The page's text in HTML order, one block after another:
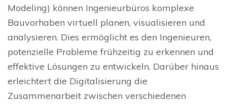
Modeling) können Ingenieurbüros komplexe
Bauvorhaben virtuell planen, visualisieren und
analysieren. Dies ermöglicht es den Ingenieuren,
potenzielle Probleme frühzeitig zu erkennen und
effektive Lösungen zu entwickeln. Darüber hinaus
erleichtert die Digitalisierung die
Zusammenarbeit zwischen verschiedenen